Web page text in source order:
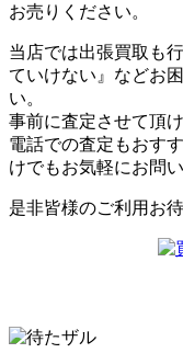
お売りください。
当店では出張買取も
ていけない』などお
い。
事前に査定させて頂
電話での査定もおす
けでもお気軽にお問
是非皆様のご利用お